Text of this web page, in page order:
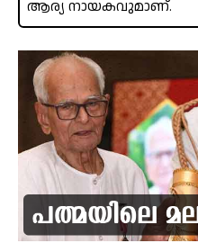
ആര്യ നായകവുമാണ്.